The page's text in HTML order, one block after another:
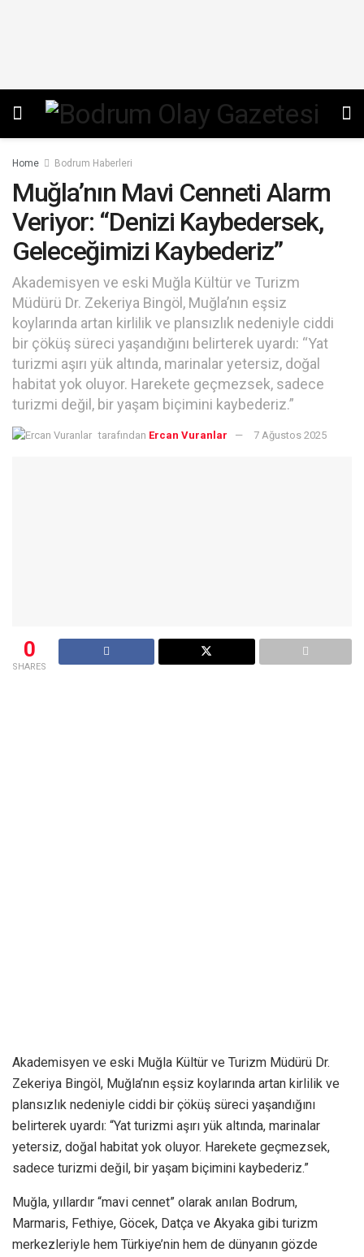
Home Bodrum Haberleri
Muğla’nın Mavi Cenneti Alarm
Veriyor: “Denizi Kaybedersek,
Geleceğimizi Kaybederiz”
Akademisyen ve eski Muğla Kültür ve Turizm
Müdürü Dr. Zekeriya Bingöl, Muğla’nın eşsiz
koylarında artan kirlilik ve plansızlık nedeniyle ciddi
bir çöküş süreci yaşandığını belirterek uyardı: “Yat
turizmi aşırı yük altında, marinalar yetersiz, doğal
habitat yok oluyor. Harekete geçmezsek, sadece
turizmi değil, bir yaşam biçimini kaybederiz.”
tarafından Ercan Vuranlar 7 Ağustos 2025
0
SHARES
Akademisyen ve eski Muğla Kültür ve Turizm Müdürü Dr.
Zekeriya Bingöl, Muğla’nın eşsiz koylarında artan kirlilik ve
plansızlık nedeniyle ciddi bir çöküş süreci yaşandığını
belirterek uyardı: “Yat turizmi aşırı yük altında, marinalar
yetersiz, doğal habitat yok oluyor. Harekete geçmezsek,
sadece turizmi değil, bir yaşam biçimini kaybederiz.”
Muğla, yıllardır “mavi cennet” olarak anılan Bodrum,
Marmaris, Fethiye, Göcek, Datça ve Akyaka gibi turizm
merkezleriyle hem Türkiye’nin hem de dünyanın gözde